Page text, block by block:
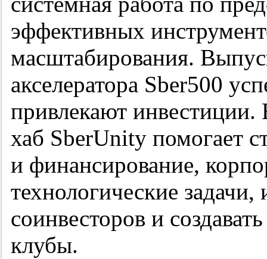
эффективных
масштабирования.
акселератора Sber500
привлекают
хаб SberUnity помогает
и финансирование,
технологические
соинвесторов и
клубы.